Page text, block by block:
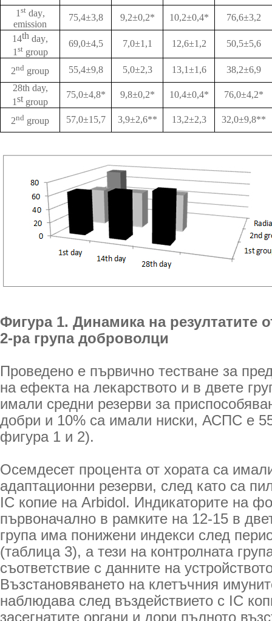
1 stday,
emission
75,4±3,8 9,2±0,2* 10,2±0,4* 76,6±3,2
14th day,
1 stgroup
69,0±4,5 7,0±1,1 12,6±1,2 50,5±5,6
2nd group 55,4±9,8 5,0±2,3 13,1±1,6
38,2±6,9
28th day,
1stgroup
75,0±4,8* 9,8±0,2* 10,4±0,4* 76,0±4,2*
2nd group 57,0±15,7 3,9±2,6** 13,2±2,3 32,0±9,8**
Фигура 1. Динамика на резултатите
2-ра група доброволци
Проведено е първично тестване за
на ефекта на лекарството и в двете
имали средни резерви за
добри и 10% са имали ниски, АСПС е
фигура 1 и 2).
Осемдесет процента от хората са
адаптационни резерви, след като са
IC копие на Arbidol. Индикаторите на
първоначално в рамките на 12-15 в
група има понижени индекси след
(таблица 3), а тези на контролната
съответствие с данните на
Възстановяването на клетъчния
наблюдава след въздействието с IC
засегнатите органи и дори пълното